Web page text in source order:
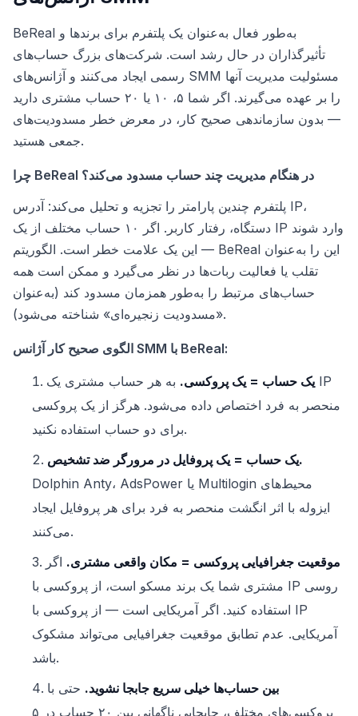
BeReal به‌طور فعال به‌عنوان یک پلتفرم برای برندها و
تأثیرگذاران در حال رشد است. شرکت‌های بزرگ حساب‌های
رسمی ایجاد می‌کنند و آژانس‌های SMM مسئولیت مدیریت آنها
را بر عهده می‌گیرند. اگر شما ۵، ۱۰ یا ۲۰ حساب مشتری دارید
— بدون سازماندهی صحیح کار، در معرض خطر مسدودیت‌های
جمعی هستید.
چرا BeReal در هنگام مدیریت چند حساب مسدود می‌کند؟
پلتفرم چندین پارامتر را تجزیه و تحلیل می‌کند: آدرس IP،
دستگاه، رفتار کاربر. اگر ۱۰ حساب مختلف از یک IP وارد شوند
— این یک علامت خطر است. الگوریتم BeReal این را به‌عنوان
تقلب یا فعالیت ربات‌ها در نظر می‌گیرد و ممکن است همه
حساب‌های مرتبط را به‌طور همزمان مسدود کند (به‌عنوان
«مسدودیت زنجیره‌ای» شناخته می‌شود).
الگوی صحیح کار آژانس SMM با BeReal:
یک حساب = یک پروکسی. به هر حساب مشتری یک IP
منحصر به فرد اختصاص داده می‌شود. هرگز از یک پروکسی
برای دو حساب استفاده نکنید.
یک حساب = یک پروفایل در مرورگر ضد تشخیص.
Dolphin Anty، AdsPower یا Multilogin محیط‌های
ایزوله با اثر انگشت منحصر به فرد برای هر پروفایل ایجاد
می‌کنند.
موقعیت جغرافیایی پروکسی = مکان واقعی مشتری. اگر
مشتری شما یک برند مسکو است، از پروکسی با IP روسی
استفاده کنید. اگر آمریکایی است — از پروکسی با IP
آمریکایی. عدم تطابق موقعیت جغرافیایی می‌تواند مشکوک
باشد.
بین حساب‌ها خیلی سریع جابجا نشوید. حتی با
پروکسی‌های مختلف، جابجایی ناگهانی بین ۲۰ حساب در ۵